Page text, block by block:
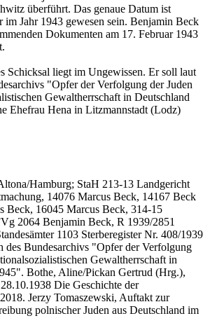
überführt. Das genaue Datum ist
im Jahr 1943 gewesen sein. Benjamin Beck
Dokumenten am 17. Februar 1943
Schicksal liegt im Ungewissen. Er soll laut
"Opfer der Verfolgung der Juden
Gewaltherrschaft in Deutschland
Ehefrau Hena in Litzmannstadt (Lodz)
Hamburg; StaH 213-13 Landgericht
14076 Marcus Beck, 14167 Beck
Beck, 16045 Marcus Beck, 314-15
2064 Benjamin Beck, R 1939/2851
1103 Sterberegister Nr. 408/1939
des Bundesarchivs "Opfer der Verfolgung
Gewaltherrschaft in
Bothe, Aline/Pickan Gertrud (Hrg.),
Die Geschichte der
Jerzy Tomaszewski, Auftakt zur
polnischer Juden aus Deutschland im